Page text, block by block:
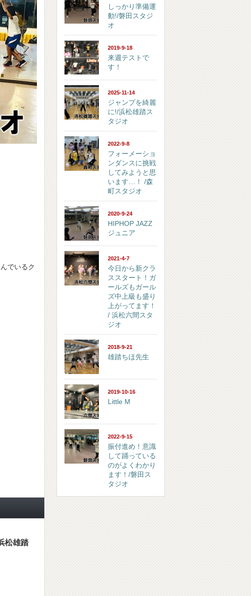
でいるク
松雄踏
しっかり準備運
動!/磐田スタジ
オ
2019-9-18
来週テストで
す！
2025-11-14
ジャンプを綺麗
に!/浜松雄踏ス
タジオ
2022-9-8
フォーメーショ
ンダンスに挑戦
してみようと思
います…！ /森
町スタジオ
2020-9-24
HIPHOP JAZZ
ジュニア
2021-4-7
今日から新クラ
ススタート！ガ
ールズもガール
ズ中上級も盛り
上がってます！
/ 浜松六間スタ
ジオ
2018-9-21
雄踏ちほ先生
2019-10-16
Little M
2022-9-15
振付進め！意識
して踊っている
のがよくわかり
ます！/磐田ス
タジオ